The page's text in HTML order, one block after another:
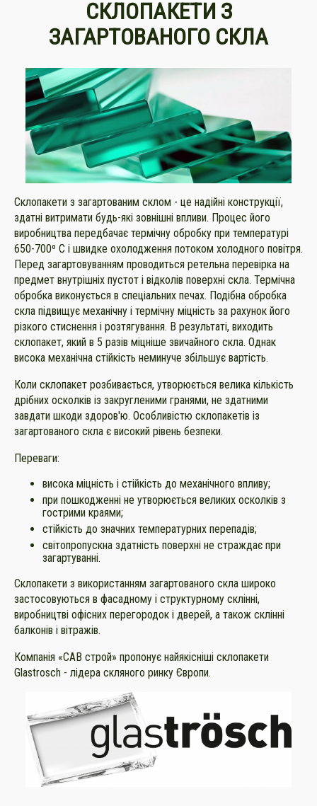
СКЛОПАКЕТИ З
ЗАГАРТОВАНОГО СКЛА
Склопакети з загартованим склом - це надійні конструкції,
здатні витримати будь-які зовнішні впливи. Процес його
виробництва передбачає термічну обробку при температурі
650-700º C і швидке охолодження потоком холодного повітря.
Перед загартовуванням проводиться ретельна перевірка на
предмет внутрішніх пустот і відколів поверхні скла. Термічна
обробка виконується в спеціальних печах. Подібна обробка
скла підвищує механічну і термічну міцність за рахунок його
різкого стиснення і розтягування. В результаті, виходить
склопакет, який в 5 разів міцніше звичайного скла. Однак
висока механічна стійкість неминуче збільшує вартість.
Коли склопакет розбивається, утворюється велика кількість
дрібних осколків із закругленими гранями, не здатними
завдати шкоди здоров'ю. Особливістю склопакетів із
загартованого скла є високий рівень безпеки.
Переваги:
висока міцність і стійкість до механічного впливу;
при пошкодженні не утворюється великих осколків з
гострими краями;
стійкість до значних температурних перепадів;
світопропускна здатність поверхні не страждає при
загартуванні.
Склопакети з використанням загартованого скла широко
застосовуються в фасадному і структурному склінні,
виробництві офісних перегородок і дверей, а також склінні
балконів і вітражів.
Компанія «САВ строй» пропонує найякісніші склопакети
Glastrosch - лідера скляного ринку Європи.